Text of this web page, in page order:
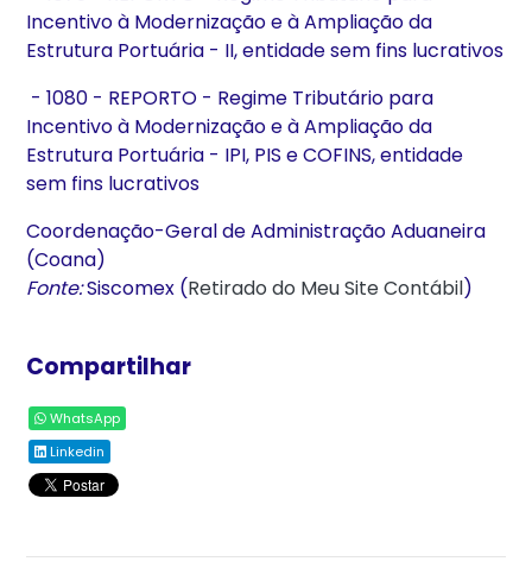
Incentivo à Modernização e à Ampliação da
Estrutura Portuária - II, entidade sem fins lucrativos
- 1080 - REPORTO - Regime Tributário para
Incentivo à Modernização e à Ampliação da
Estrutura Portuária - IPI, PIS e COFINS, entidade
sem fins lucrativos
Coordenação-Geral de Administração Aduaneira
(Coana)
Fonte:Siscomex (Retirado do Meu Site Contábil)
Compartilhar
WhatsApp
Linkedin